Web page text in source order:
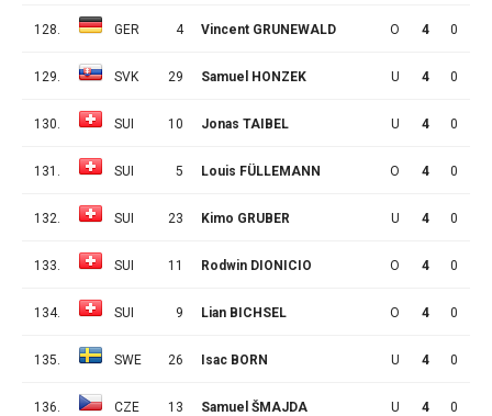
128. GER 4 Vincent GRUNEWALD O 4 0
129. SVK 29 Samuel HONZEK U 4 0
130. SUI 10 Jonas TAIBEL U 4 0
131. SUI 5 Louis FÜLLEMANN O 4 0
132. SUI 23 Kimo GRUBER U 4 0
133. SUI 11 Rodwin DIONICIO O 4 0
134. SUI 9 Lian BICHSEL O 4 0
135. SWE 26 Isac BORN U 4 0
136. CZE 13 Samuel ŠMAJDA U 4 0